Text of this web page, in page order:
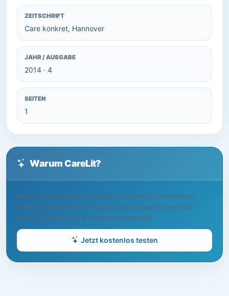
ZEITSCHRIFT
Care konkret, Hannover
JAHR / AUSGABE
2014 · 4
SEITEN
1
Warum CareLit?
Mehr als 500.000 Fachartikel, über 450 Zeitschriften,
Volltexte, Readerlisten und Recherchewerkzeuge für
Pflege, Therapie und Gesundheitsberufe.
Jetzt kostenlos testen